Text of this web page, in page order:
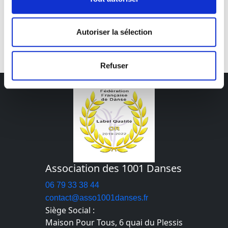
Autoriser la sélection
Refuser
Cours particuliers à la demande (préparation bal de
mariage, enterrement de vie de jeune fille ou de
Association des 1001 Danses
06 79 33 38 44
contact@asso1001danses.fr
Siège Social :
Maison Pour Tous, 6 quai du Plessis